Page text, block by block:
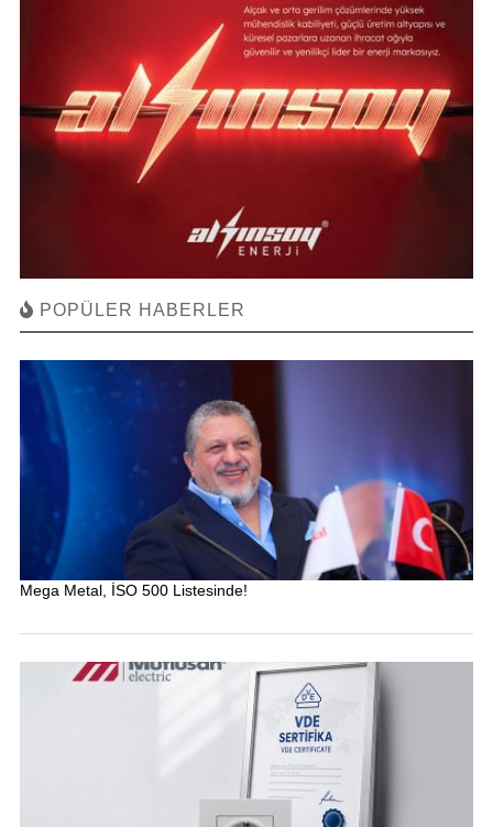
POPÜLER HABERLER
Mega Metal, İSO 500 Listesinde!